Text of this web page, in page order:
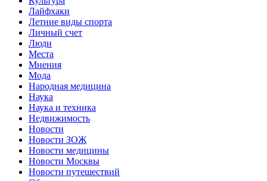
Лайфхаки
Летние виды спорта
Личный счет
Люди
Места
Мнения
Мода
Народная медицина
Наука
Наука и техника
Недвижимость
Новости
Новости ЗОЖ
Новости медицины
Новости Москвы
Новости путешествий